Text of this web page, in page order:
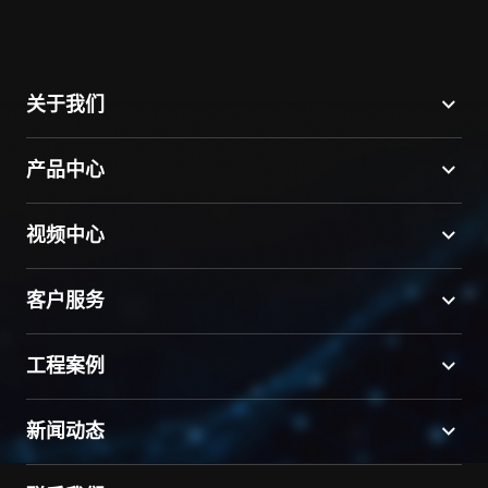
关于我们
产品中心
视频中心
客户服务
工程案例
新闻动态